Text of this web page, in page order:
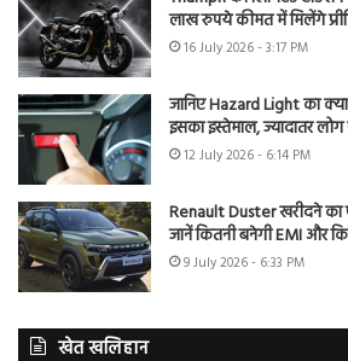
लाख रुपये कीमत में मिलेंगे
16 July 2026 - 3:17 PM
जानिए Hazard Light का
इसका इस्तेमाल, ज्यादातर
12 July 2026 - 6:14 PM
Renault Duster खरीदने का
जानें कितनी बनेगी EMI और
9 July 2026 - 6:33 PM
खेत खलिहान